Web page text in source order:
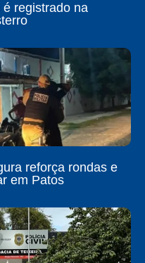
registrado na
reforça rondas e
em Patos